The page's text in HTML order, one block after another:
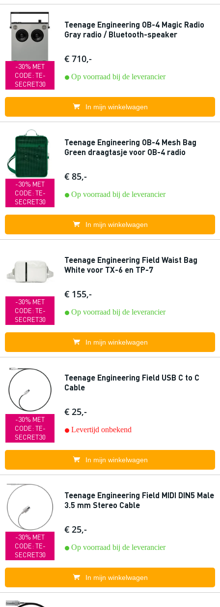
-30% MET
CODE: TE-
SECRET30
Teenage Engineering OB-4 Magic Radio
Gray radio / Bluetooth-speaker
€ 710,-
Op voorraad bij de leverancier
In mijn winkelwagen
-30% MET
CODE: TE-
SECRET30
Teenage Engineering OB-4 Mesh Bag
Green draagtasje voor OB-4 radio
€ 85,-
Op voorraad bij de leverancier
In mijn winkelwagen
-30% MET
CODE: TE-
SECRET30
Teenage Engineering Field Waist Bag
White voor TX-6 en TP-7
€ 155,-
Op voorraad bij de leverancier
In mijn winkelwagen
-30% MET
CODE: TE-
SECRET30
Teenage Engineering Field USB C to C
Cable
€ 25,-
Levertijd onbekend
In mijn winkelwagen
-30% MET
CODE: TE-
SECRET30
Teenage Engineering Field MIDI DIN5 Male
3.5 mm Stereo Cable
€ 25,-
Op voorraad bij de leverancier
In mijn winkelwagen